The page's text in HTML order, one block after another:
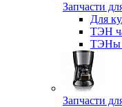
Запчасти
Для
ТЭН
ТЭНы
Запчасти